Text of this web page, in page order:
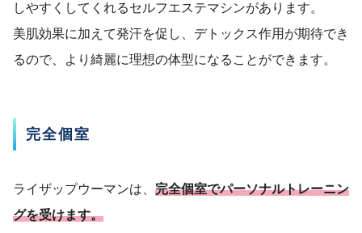
しやすくしてくれるセルフエステマシンがあります。
美肌効果に加えて発汗を促し、デトックス作用が期待でき
るので、より綺麗に理想の体型になることができます。
完全個室
ライザップウーマンは、 完全個室でパーソナルトレーニン
グを受けます。